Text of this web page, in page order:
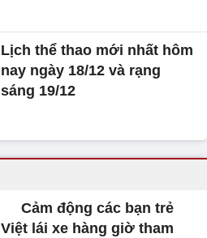
Lịch thể thao mới nhất hôm
nay ngày 18/12 và rạng
sáng 19/12
Cảm động các bạn trẻ
Việt lái xe hàng giờ tham